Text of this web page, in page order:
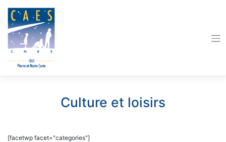
content
Culture et loisirs
[facetwp facet="categories"]